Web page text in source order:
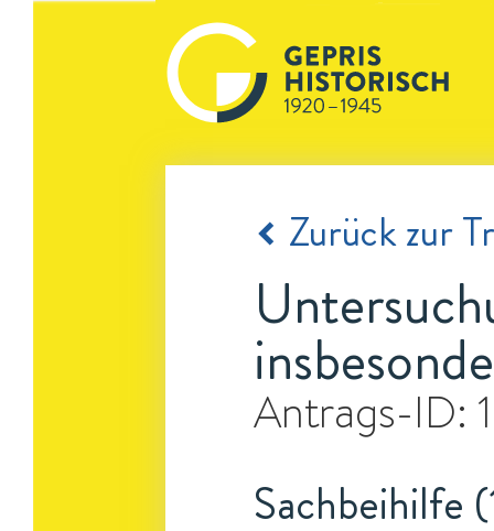
Zurück zur
Antrags-ID:
Sachbeihilfe